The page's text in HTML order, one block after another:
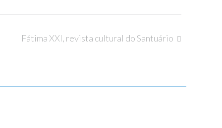
Fátima XXI, revista cultural do Santuário